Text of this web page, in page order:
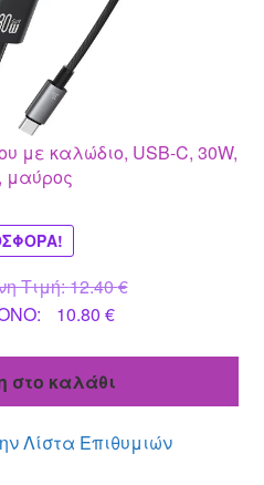
μαύρος
Τιμή:12.40€Original
10.80 €Η
είναι:
στο καλάθι
Λίστα Επιθυμιών